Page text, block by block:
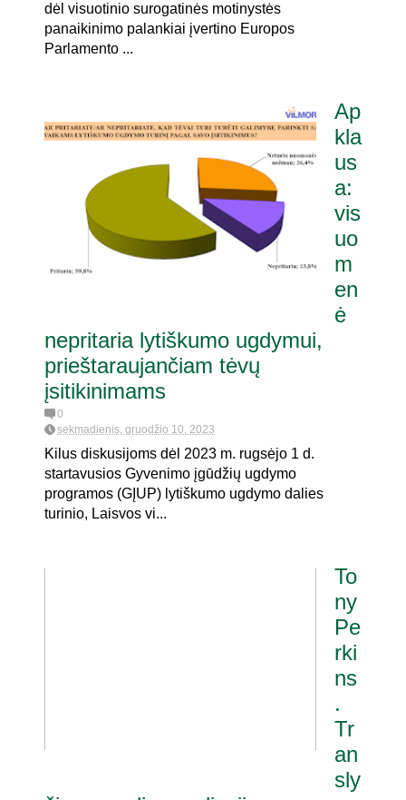
dėl visuotinio surogatinės motinystės
panaikinimo palankiai įvertino Europos
Parlamento ...
Ap
kla
us
a:
vis
uo
m
en
ė
nepritaria lytiškumo ugdymui,
prieštaraujančiam tėvų
įsitikinimams
0
sekmadienis, gruodžio 10, 2023
Kilus diskusijoms dėl 2023 m. rugsėjo 1 d.
startavusios Gyvenimo įgūdžių ugdymo
programos (GĮUP) lytiškumo ugdymo dalies
turinio, Laisvos vi...
To
ny
Pe
rki
ns
.
Tr
an
sly